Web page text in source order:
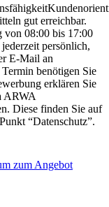
gut erreichbar.
von 08:00 bis 17:00
persönlich,
E-Mail an
benötigen Sie
erklären Sie
ARWA
Diese finden Sie auf
“Datenschutz”.
zum Angebot